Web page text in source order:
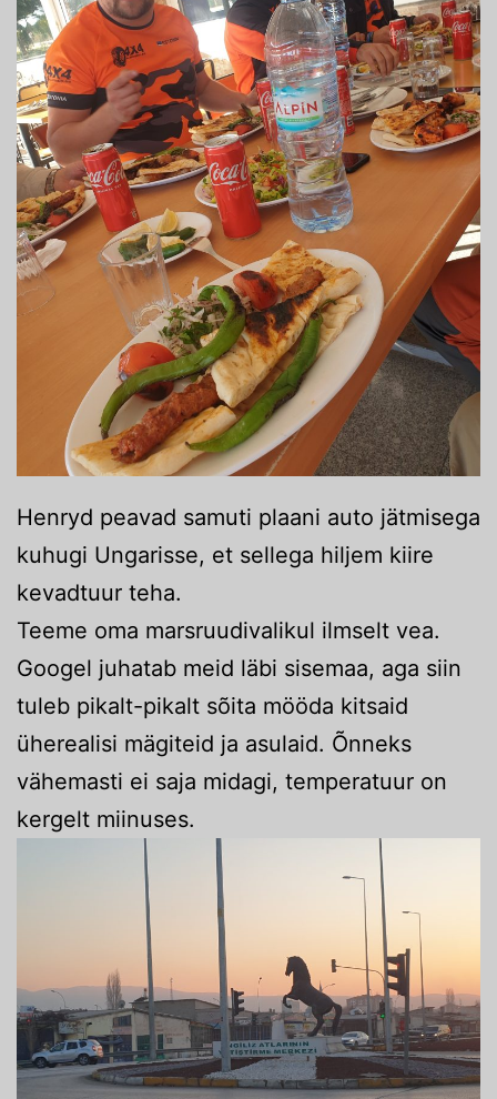
Henryd peavad samuti plaani auto jätmisega
kuhugi Ungarisse, et sellega hiljem kiire
kevadtuur teha.
Teeme oma marsruudivalikul ilmselt vea.
Googel juhatab meid läbi sisemaa, aga siin
tuleb pikalt-pikalt sõita mööda kitsaid
üherealisi mägiteid ja asulaid. Õnneks
vähemasti ei saja midagi, temperatuur on
kergelt miinuses.